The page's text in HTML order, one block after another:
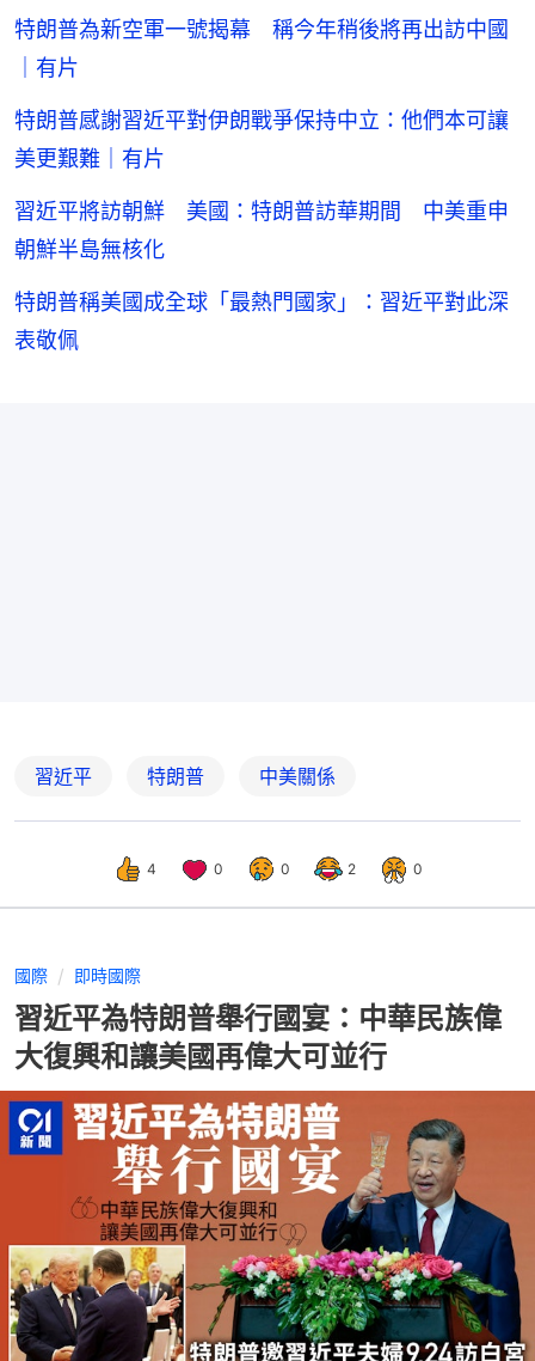
特朗普為新空軍一號揭幕 稱今年稍後將再出訪中國
｜有片
特朗普感謝習近平對伊朗戰爭保持中立：他們本可讓
美更艱難｜有片
習近平將訪朝鮮 美國：特朗普訪華期間 中美重申
朝鮮半島無核化
特朗普稱美國成全球「最熱門國家」：習近平對此深
表敬佩
習近平 特朗普 中美關係
4 0 0 2 0
國際 即時國際
習近平為特朗普舉行國宴：中華民族偉
大復興和讓美國再偉大可並行